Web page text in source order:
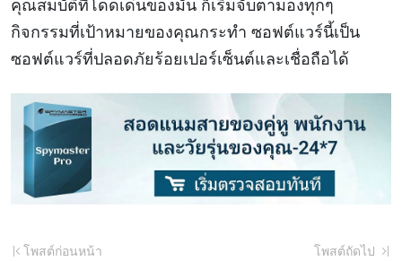
กิจกรรมที่เป้าหมายของคุณกระทำ ซอฟต์แวร์นี้เป็น
ซอฟต์แวร์ที่ปลอดภัยร้อยเปอร์เซ็นต์และเชื่อถือได้
โพสต์ก่อนหน้า โพสต์ถัดไป